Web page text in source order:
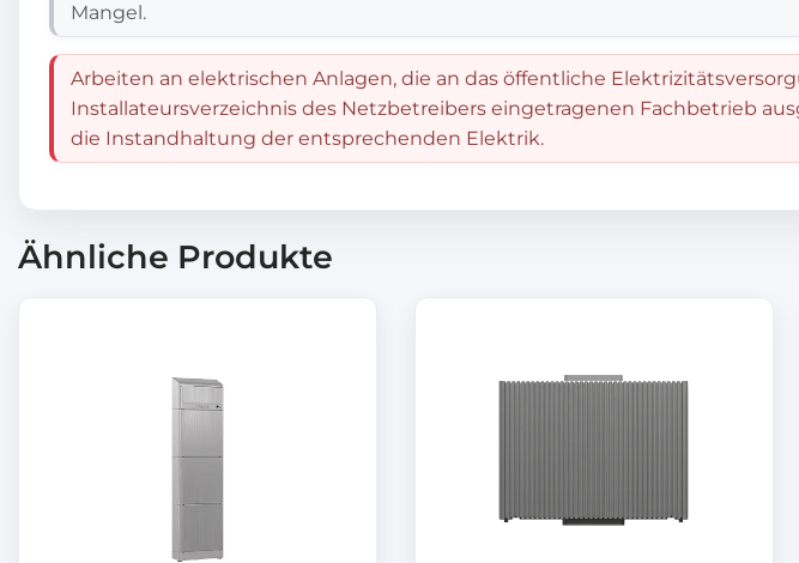
Mangel.
Arbeiten an elektrischen Anlagen, die an das öffentliche
Installateursverzeichnis des Netzbetreibers eingetragenen Fachbetrieb
die Instandhaltung der entsprechenden Elektrik.
Ähnliche Produkte